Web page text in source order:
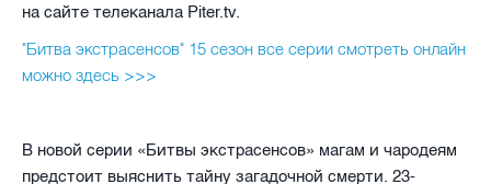
на сайте телеканала Piter.tv.
"Битва экстрасенсов" 15 сезон все серии смотреть онлайн
можно здесь >>>
В новой серии «Битвы экстрасенсов» магам и чародеям
предстоит выяснить тайну загадочной смерти. 23-